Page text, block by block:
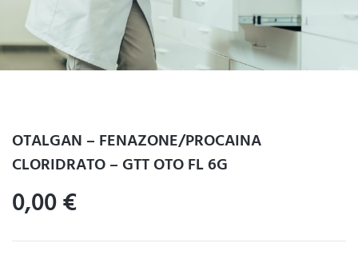
OTALGAN – FENAZONE/PROCAINA
CLORIDRATO – GTT OTO FL 6G
0,00€